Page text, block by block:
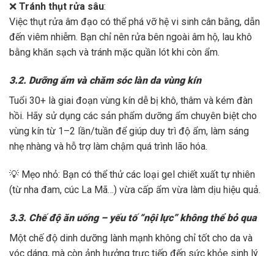
❌ Tránh thụt rửa sâu:
Việc thụt rửa âm đạo có thể phá vỡ hệ vi sinh cân bằng, dẫn
đến viêm nhiễm. Bạn chỉ nên rửa bên ngoài âm hộ, lau khô
bằng khăn sạch và tránh mặc quần lót khi còn ẩm.
3.2. Dưỡng ẩm và chăm sóc làn da vùng kín
Tuổi 30+ là giai đoạn vùng kín dễ bị khô, thâm và kém đàn
hồi. Hãy sử dụng các sản phẩm dưỡng ẩm chuyên biệt cho
vùng kín từ 1–2 lần/tuần để giúp duy trì độ ẩm, làm sáng
nhẹ nhàng và hỗ trợ làm chậm quá trình lão hóa.
💡 Mẹo nhỏ: Bạn có thể thử các loại gel chiết xuất tự nhiên
(từ nha đam, cúc La Mã…) vừa cấp ẩm vừa làm dịu hiệu quả.
3.3. Chế độ ăn uống – yếu tố “nội lực” không thể bỏ qua
Một chế độ dinh dưỡng lành mạnh không chỉ tốt cho da và
vóc dáng, mà còn ảnh hưởng trực tiếp đến sức khỏe sinh lý